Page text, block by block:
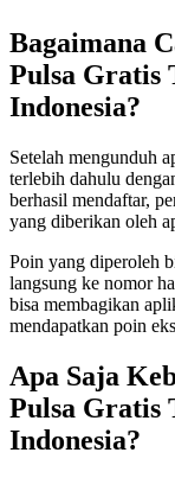
Bagaimana
Pulsa Gratis
Indonesia?
Setelah mengunduh
terlebih dahulu
berhasil mendaftar,
yang diberikan oleh
Poin yang diperoleh
langsung ke nomor
bisa membagikan
mendapatkan poin
Apa Saja
Pulsa Gratis
Indonesia?